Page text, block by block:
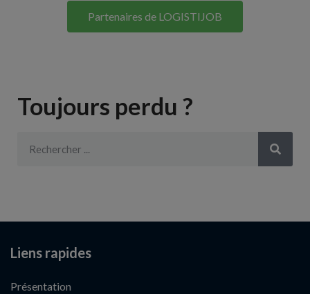
Partenaires de LOGISTIJOB
Toujours perdu ?
Liens rapides
Présentation